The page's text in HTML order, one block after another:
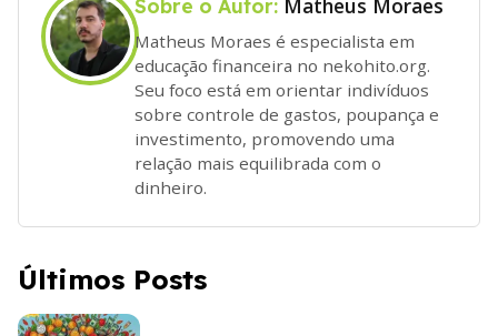
Sobre o Autor: Matheus Moraes
Matheus Moraes é especialista em
educação financeira no nekohito.org.
Seu foco está em orientar indivíduos
sobre controle de gastos, poupança e
investimento, promovendo uma
relação mais equilibrada com o
dinheiro.
Últimos Posts